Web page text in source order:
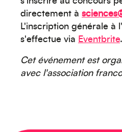
directement à
L'inscription générale à
s'effectue via Eventbrite.
Cet événement est
avec l'association
Europe